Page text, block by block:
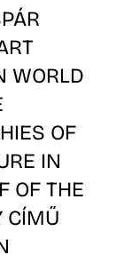
WORLD
OF
IN
OF THE
CÍMŰ